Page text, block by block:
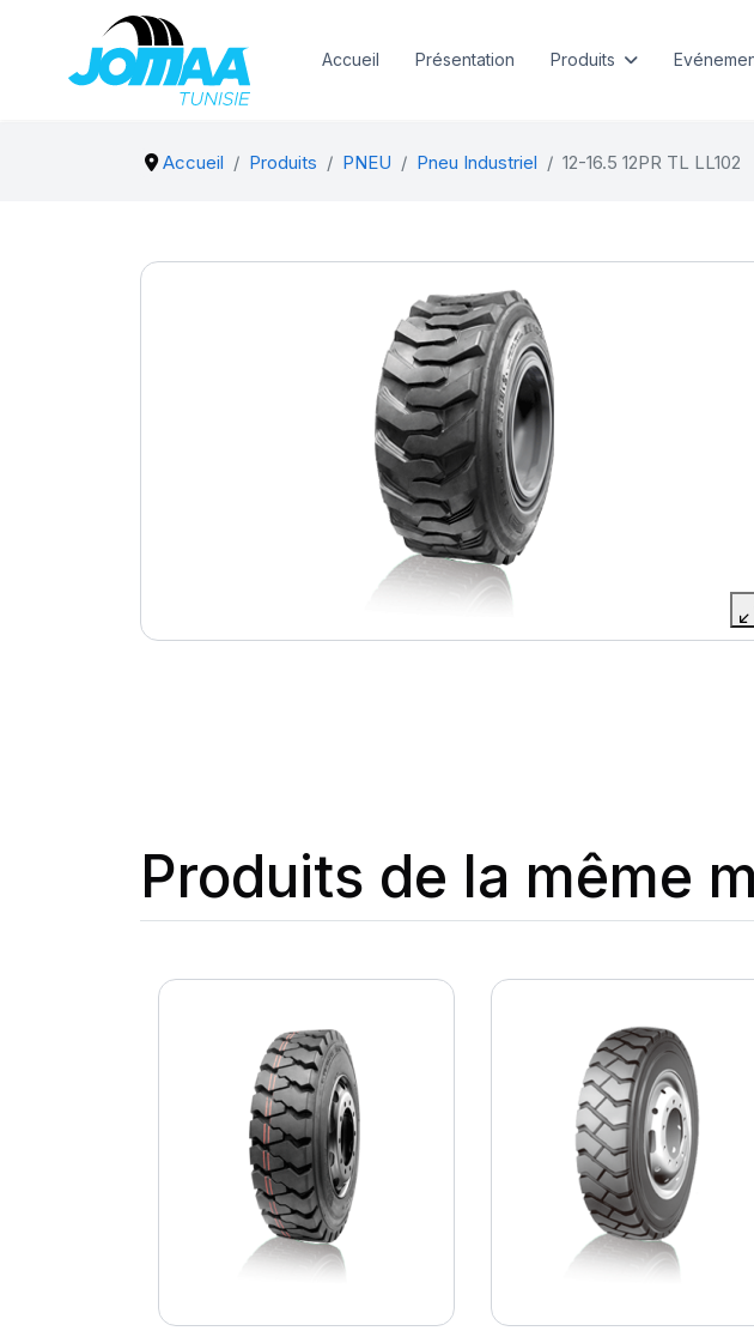
Accueil Présentation Produits
Accueil Produits PNEU Pneu Industriel 12-16.5 12PR TL LL102
Produits de la même